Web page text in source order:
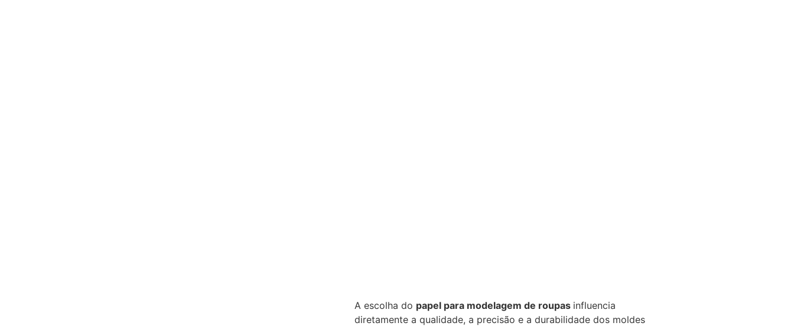
A escolha do papel para modelagem de roupas influencia
diretamente a qualidade, a precisão e a durabilidade dos moldes